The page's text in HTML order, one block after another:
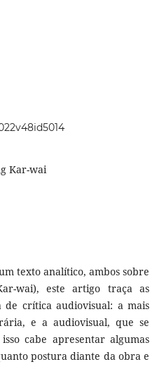
Kar-wai
texto analítico, ambos sobre
wai), este artigo traça as
crítica audiovisual: a mais
e a audiovisual, que se
cabe apresentar algumas
postura diante da obra e